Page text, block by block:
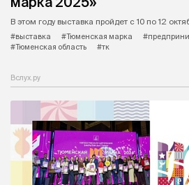
В этом году выставка пройдет с 10 по 12
#выставка
#Тюменская марка
#Тюменская область
#тк
Вслух.ру